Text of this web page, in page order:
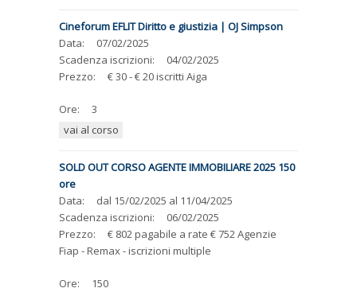
Cineforum EFLIT Diritto e giustizia | OJ Simpson
Data:
07/02/2025
Scadenza iscrizioni:
04/02/2025
Prezzo:
€ 30 - € 20 iscritti Aiga
Ore:
3
vai al corso
SOLD OUT CORSO AGENTE IMMOBILIARE 2025 150
ore
Data:
dal 15/02/2025 al 11/04/2025
Scadenza iscrizioni:
06/02/2025
Prezzo:
€ 802 pagabile a rate € 752 Agenzie
Fiap - Remax - iscrizioni multiple
Ore:
150